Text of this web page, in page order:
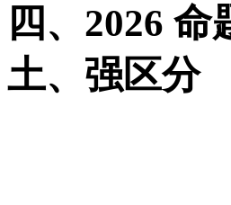
四、2026
土、强区分